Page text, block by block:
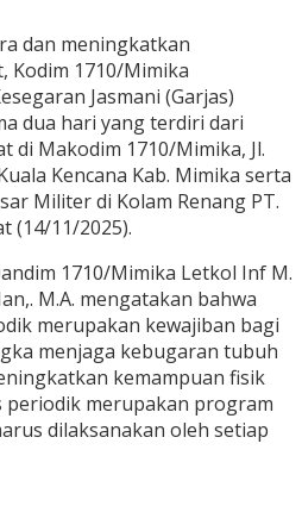
dan meningkatkan
Kodim 1710/Mimika
Jasmani (Garjas)
dua hari yang terdiri dari
di Makodim 1710/Mimika, Jl.
Kencana Kab. Mimika serta
Militer di Kolam Renang PT.
(14/11/2025).
1710/Mimika Letkol Inf M.
M.A. mengatakan bahwa
merupakan kewajiban bagi
menjaga kebugaran tubuh
kemampuan fisik
periodik merupakan program
dilaksanakan oleh setiap